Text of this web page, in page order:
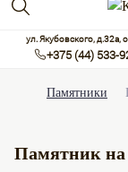
ул. Якубовского, д.32а,
+375 (44) 533-
Памятники
Памятник на